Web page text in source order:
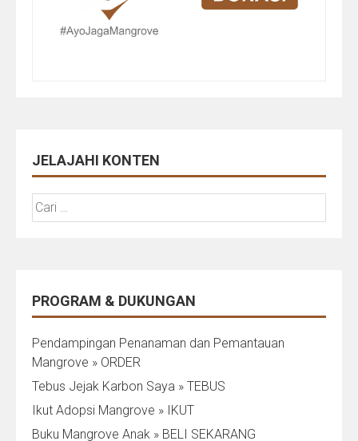
JELAJAHI KONTEN
Cari
untuk:
PROGRAM & DUKUNGAN
Pendampingan Penanaman dan Pemantauan
Mangrove » ORDER
Tebus Jejak Karbon Saya » TEBUS
Ikut Adopsi Mangrove » IKUT
Buku Mangrove Anak » BELI SEKARANG